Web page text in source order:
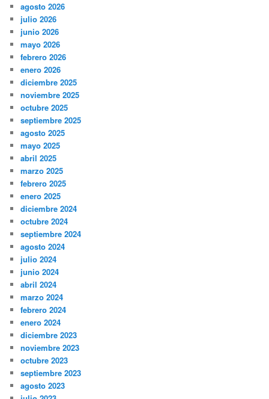
agosto 2026
julio 2026
junio 2026
mayo 2026
febrero 2026
enero 2026
diciembre 2025
noviembre 2025
octubre 2025
septiembre 2025
agosto 2025
mayo 2025
abril 2025
marzo 2025
febrero 2025
enero 2025
diciembre 2024
octubre 2024
septiembre 2024
agosto 2024
julio 2024
junio 2024
abril 2024
marzo 2024
febrero 2024
enero 2024
diciembre 2023
noviembre 2023
octubre 2023
septiembre 2023
agosto 2023